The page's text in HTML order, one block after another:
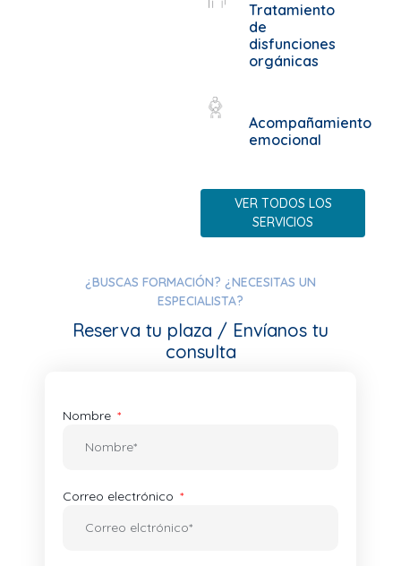
Tratamiento
de
disfunciones
orgánicas
Acompañamiento
emocional
VER TODOS LOS
SERVICIOS
¿BUSCAS FORMACIÓN? ¿NECESITAS UN
ESPECIALISTA?
Reserva tu plaza / Envíanos tu
consulta
Nombre
Correo electrónico